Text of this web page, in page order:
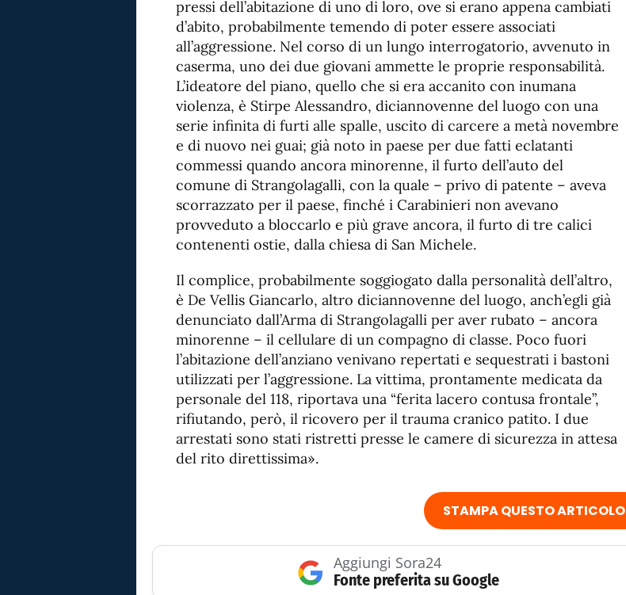
pressi dell’abitazione di uno di loro, ove si erano appena cambiati
d’abito, probabilmente temendo di poter essere associati
all’aggressione. Nel corso di un lungo interrogatorio, avvenuto in
caserma, uno dei due giovani ammette le proprie responsabilità.
L’ideatore del piano, quello che si era accanito con inumana
violenza, è Stirpe Alessandro, diciannovenne del luogo con una
serie infinita di furti alle spalle, uscito di carcere a metà novembre
e di nuovo nei guai; già noto in paese per due fatti eclatanti
commessi quando ancora minorenne, il furto dell’auto del
comune di Strangolagalli, con la quale – privo di patente – aveva
scorrazzato per il paese, finché i Carabinieri non avevano
provveduto a bloccarlo e più grave ancora, il furto di tre calici
contenenti ostie, dalla chiesa di San Michele.
Il complice, probabilmente soggiogato dalla personalità dell’altro,
è De Vellis Giancarlo, altro diciannovenne del luogo, anch’egli già
denunciato dall’Arma di Strangolagalli per aver rubato – ancora
minorenne – il cellulare di un compagno di classe. Poco fuori
l’abitazione dell’anziano venivano repertati e sequestrati i bastoni
utilizzati per l’aggressione. La vittima, prontamente medicata da
personale del 118, riportava una “ferita lacero contusa frontale”,
rifiutando, però, il ricovero per il trauma cranico patito. I due
arrestati sono stati ristretti presse le camere di sicurezza in attesa
del rito direttissima».
STAMPA QUESTO ARTICOLO
Aggiungi Sora24
Fonte preferita su Google